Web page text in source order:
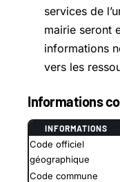
services de
mairie seront
informations
vers les
Informations
INFORMATIONS
Code officiel
géographique
Code commune